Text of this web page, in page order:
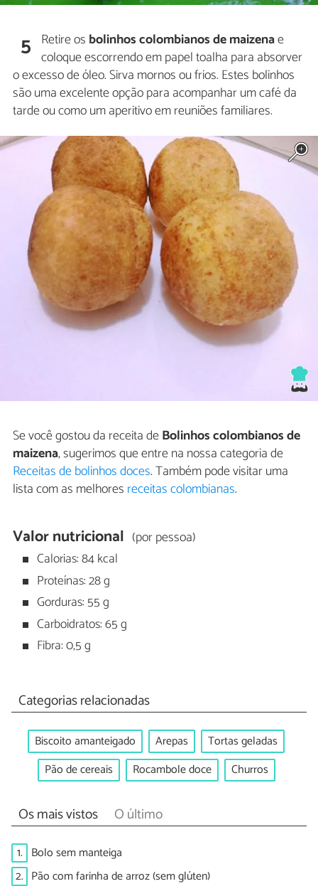
5 Retire os bolinhos colombianos de maizenae
coloque escorrendo em papel toalha para absorver
o excesso de óleo. Sirva mornos ou frios. Estes bolinhos
são uma excelente opção para acompanhar um café da
tarde ou como um aperitivo em reuniões familiares.
Se você gostou da receita deBolinhos colombianos de
maizena, sugerimos que entre na nossa categoria de
Receitas de bolinhos doces. Também pode visitar uma
lista com as melhores receitas colombianas.
Valor nutricional (por pessoa)
Calorias: 84 kcal
Proteínas: 28 g
Gorduras: 55 g
Carboidratos: 65 g
Fibra: 0,5 g
Categorias relacionadas
Biscoito amanteigado Arepas
Tortas geladas
Pão de cereais
Rocambole doce Churros
Os mais vistos O último
1. Bolo sem manteiga
2. Pão com farinha de arroz (sem glúten)